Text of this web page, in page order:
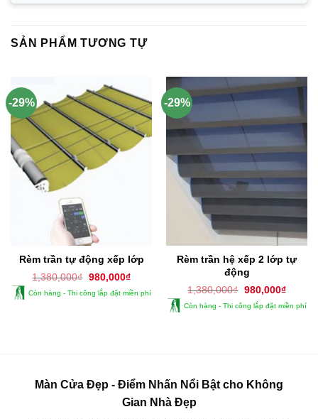
SẢN PHẨM TƯƠNG TỰ
-29%
Rèm trần tự động xếp lớp
1,380,000₫ Giá
là:
980,000₫Giá
tại
980,000₫.
Còn hàng - Thi công lắp đặt miền phí
-29%
Rèm trần hệ xếp 2 lớp tự
động
1,380,000₫ Giá
là:
980,000₫Giá
tại
Còn hàng - Thi công lắp đặt miền phí
Màn Cửa Đẹp - Điểm Nhấn Nổi Bật cho Không
Gian Nhà Đẹp